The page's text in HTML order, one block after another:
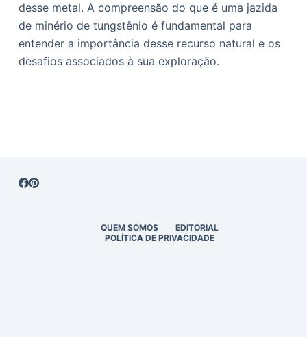
desse metal. A compreensão do que é uma jazida
de minério de tungstênio é fundamental para
entender a importância desse recurso natural e os
desafios associados à sua exploração.
QUEM SOMOS
EDITORIAL
POLÍTICA DE PRIVACIDADE